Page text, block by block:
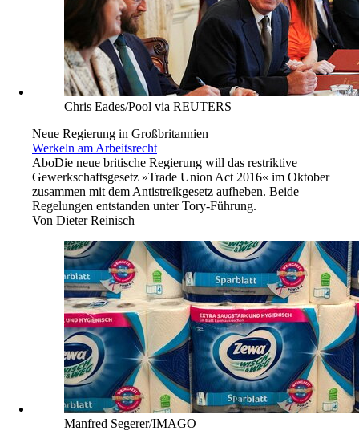
Chris Eades/Pool via REUTERS
Neue Regierung in Großbritannien
Werkeln am Arbeitsrecht
AboDie neue britische Regierung will das restriktive
Gewerkschaftsgesetz »Trade Union Act 2016« im Oktober
zusammen mit dem Antistreikgesetz aufheben. Beide
Regelungen entstanden unter Tory-Führung.
Von Dieter Reinisch
Manfred Segerer/IMAGO